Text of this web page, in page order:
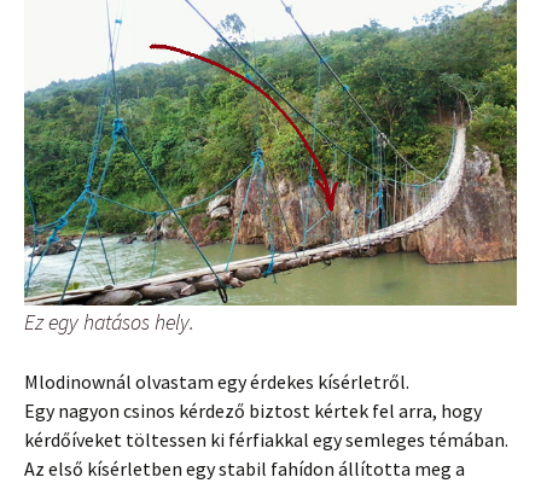
Ez egy hatásos hely.
Mlodinownál olvastam egy érdekes kísérletről.
Egy nagyon csinos kérdező biztost kértek fel arra, hogy
kérdőíveket töltessen ki férfiakkal egy semleges témában.
Az első kísérletben egy stabil fahídon állította meg a